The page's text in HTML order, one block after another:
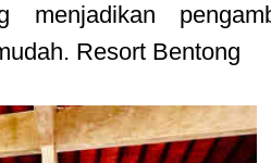
menjadikan
Resort Bentong